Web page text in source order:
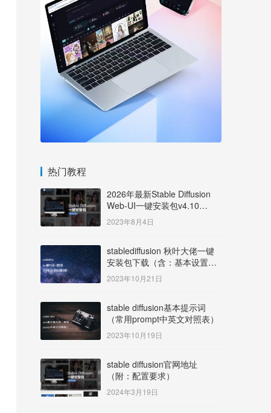
热门教程
2026年最新Stable Diffusion
Web-UI一键安装包v4.10
Windows版【支持50系显卡】
2023年8月4日
stablediffusion 秋叶大佬一键
安装包下载（含：基本设置说
明）
2023年10月21日
stable diffusion基本提示词
（常用prompt中英文对照表）
2023年10月19日
stable diffusion官网地址
（附：配置要求）
2024年3月19日